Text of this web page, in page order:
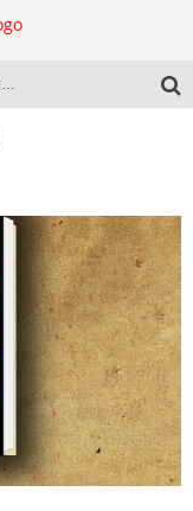
El libro en la mira de la desregulación